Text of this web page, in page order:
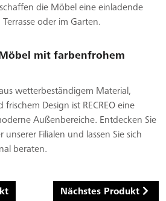
die Möbel eine einladende
oder im Garten.
mit farbenfrohem
wetterbeständigem Material,
Design ist RECREO eine
Außenbereiche. Entdecken Sie
unserer Filialen und lassen Sie sich
beraten.
Nächstes Produkt